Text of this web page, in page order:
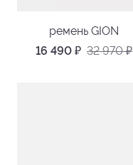
ремень GION
16 490 ₽ 32 970₽